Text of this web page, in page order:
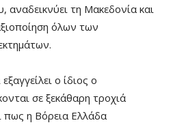
αναδεικνύει τη Μακεδονία και
όλων των
ο ίδιος ο
σε ξεκάθαρη τροχιά
πως η Βόρεια Ελλάδα